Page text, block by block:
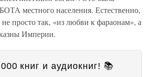
местного населения. Естественно,
просто так, «из любви к фараонам», а
Империи.
книг и аудиокниг! 📚